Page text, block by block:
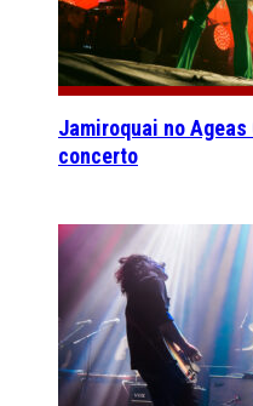
Jamiroquai no
concerto